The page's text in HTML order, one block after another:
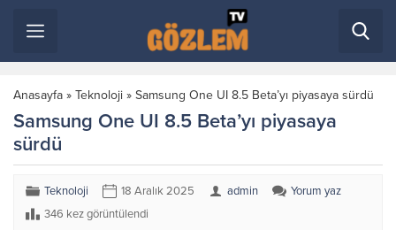
Anasayfa » Teknoloji » Samsung One UI 8.5 Beta’yı piyasaya sürdü
Samsung One UI 8.5 Beta’yı piyasaya
sürdü
Teknoloji 18 Aralık 2025 admin
Yorum yaz
346 kez görüntülendi